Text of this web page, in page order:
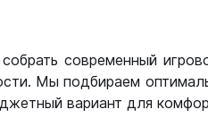
собрать современный
Мы подбираем
вариант для